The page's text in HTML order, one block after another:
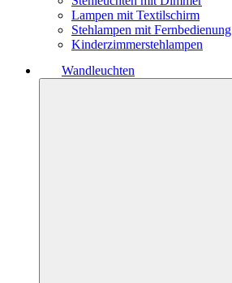
Lampen mit Textilschirm
Stehlampen mit Fernbedienung
Kinderzimmerstehlampen
Wandleuchten